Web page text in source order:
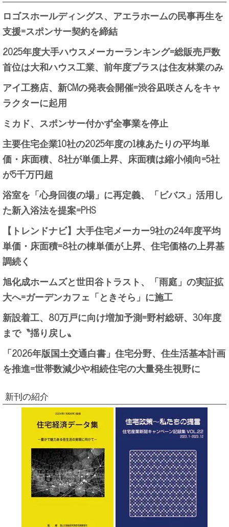
ロゴスホールディングス、アエラホームの民事再生を
支援=スポンサー契約を締結
2025年度大手ハウスメーカーランキング=総販売戸数
首位は大和ハウス工業、前年度プラスは住友林業のみ
アイ工務店、新CMの発表会開催=渋谷凪咲さんをキャ
ラクターに起用
ミカド、スポンサー付かず全事業を停止
主要住宅企業10社の2025年度の1棟あたりの平均単
価・床面積、8社が単価上昇、床面積は縮小傾向=5社
が5千万円超
浴室を「心身回復の場」に再定義、「ビバス」活用し
た新入浴法を提案=PHS
【トレンドナビ】大手住宅メーカー9社の24年度平均
単価・床面積=8社の棟単価が上昇、住宅価格の上昇基
調続く
旭化成ホームズと世田谷トラスト、「雨庭」の実証拡
大へ=ガーデンカフェ「ときそら」に施工
新設着工、80万戸に向け増加予測=野村総研、30年度
まで〝揺り戻し〟
「2026年版国土交通白書」住宅分野、住生活基本計画
を推進=世帯数減少や相続住宅の大量発生視野に
新刊の紹介